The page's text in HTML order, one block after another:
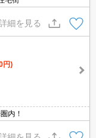
細を見る
円)
内！